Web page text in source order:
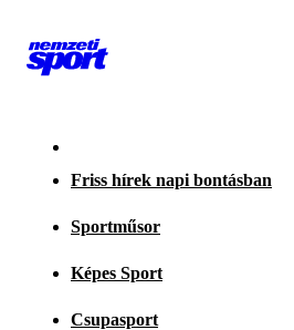
Friss hírek napi bontásban
Sportműsor
Képes Sport
Csupasport